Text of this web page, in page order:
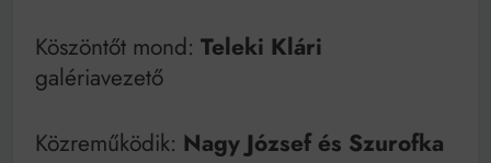
Köszöntőt mond: Teleki Klári
galériavezető
Közreműködik: Nagy József és Szurofka